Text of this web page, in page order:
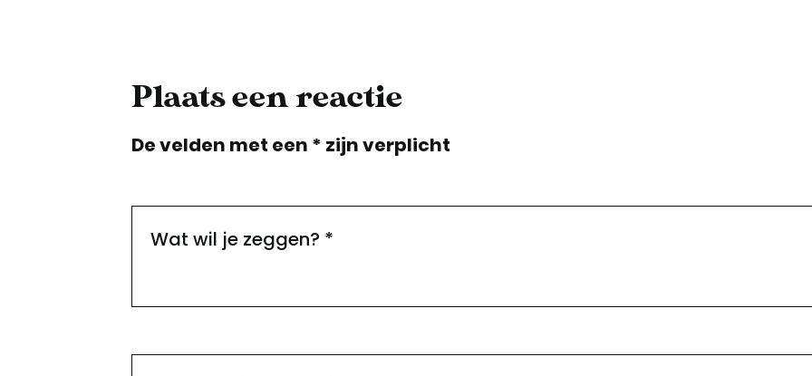
Plaats een reactie
De velden met een * zijn verplicht
Wat wil je zeggen? *